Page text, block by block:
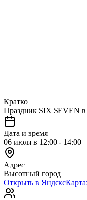
Кратко
Праздник SIX SEVEN
Дата и время
06 июля в 12:00 - 14:00
Адрес
Высотный город
Открыть в